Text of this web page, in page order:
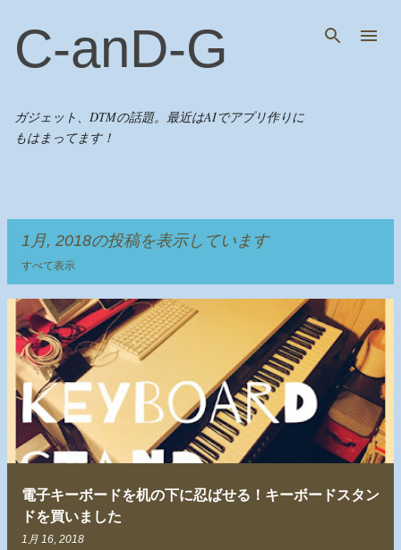
C-anD-G
ガジェット、DTMの話題。最近はAIでアプリ作りに
もはまってます！
1月, 2018の投稿を表示しています
すべて表示
投
稿
電子キーボードを机の下に忍ばせる！キーボードスタン
ドを買いました
1月 16, 2018